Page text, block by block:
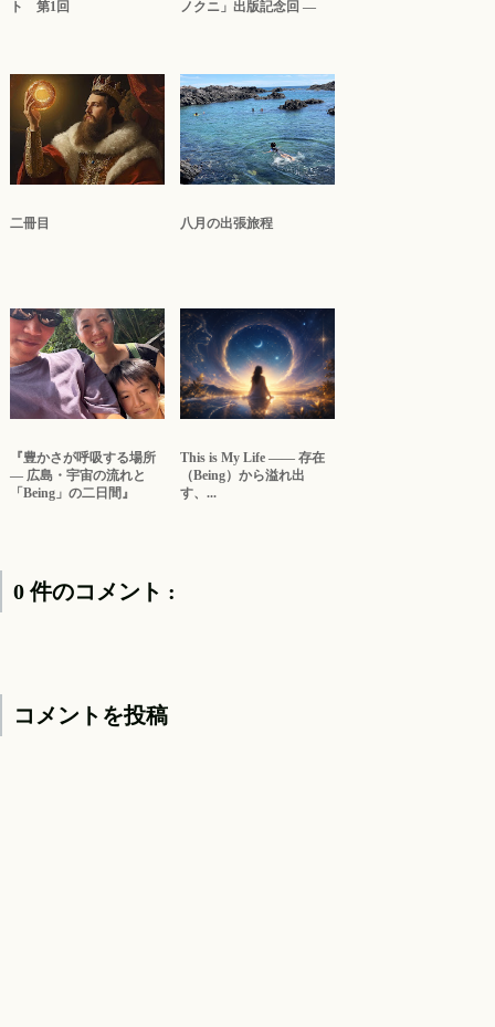
ト 第1回
ノクニ」出版記念回 ―
二冊目 八月の出張旅程
『豊かさが呼吸する場所
― 広島・宇宙の流れと
「Being」の二日間』
This is My Life ―― 存在
（Being）から溢れ出
す、...
0 件のコメント :
コメントを投稿